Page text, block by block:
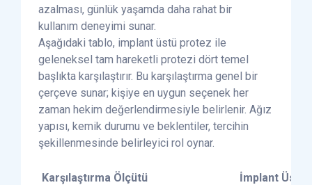
azalması, günlük yaşamda daha rahat bir
kullanım deneyimi sunar.
Aşağıdaki tablo, implant üstü protez ile
geleneksel tam hareketli protezi dört temel
başlıkta karşılaştırır. Bu karşılaştırma genel bir
çerçeve sunar; kişiye en uygun seçenek her
zaman hekim değerlendirmesiyle belirlenir. Ağız
yapısı, kemik durumu ve beklentiler, tercihin
şekillenmesinde belirleyici rol oynar.
Karşılaştırma Ölçütü
İmplant Üstü